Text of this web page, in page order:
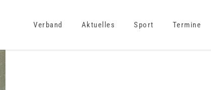
Verband Aktuelles Sport Termine